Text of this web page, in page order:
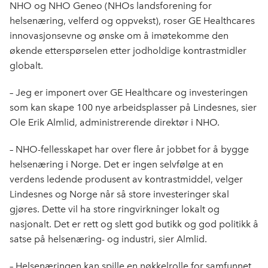
NHO og NHO Geneo (NHOs landsforening for
helsenæring, velferd og oppvekst), roser GE Healthcares
innovasjonsevne og ønske om å imøtekomme den
økende etterspørselen etter jodholdige kontrastmidler
globalt.
– Jeg er imponert over GE Healthcare og investeringen
som kan skape 100 nye arbeidsplasser på Lindesnes, sier
Ole Erik Almlid, administrerende direktør i NHO.
– NHO-fellesskapet har over flere år jobbet for å bygge
helsenæring i Norge. Det er ingen selvfølge at en
verdens ledende produsent av kontrastmiddel, velger
Lindesnes og Norge når så store investeringer skal
gjøres. Dette vil ha store ringvirkninger lokalt og
nasjonalt. Det er rett og slett god butikk og god politikk å
satse på helsenæring- og industri, sier Almlid.